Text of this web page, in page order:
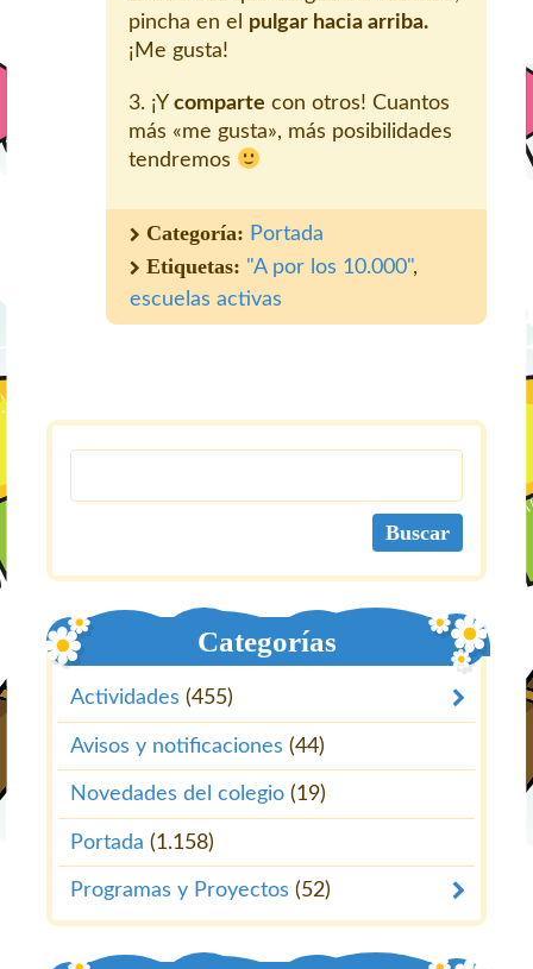
pincha en el pulgar hacia arriba.
¡Me gusta!
3. ¡Y comparte con otros! Cuantos
más «me gusta», más posibilidades
tendremos
Categoría: Portada
Etiquetas: "A por los 10.000",
escuelas activas
Categorías
Actividades (455)
Avisos y notificaciones (44)
Novedades del colegio (19)
Portada (1.158)
Programas y Proyectos (52)